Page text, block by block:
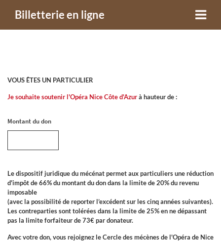
Billetterie en ligne
VOUS ÊTES UN PARTICULIER
Je souhaite soutenir l'Opéra Nice Côte d'Azurà hauteur de :
Montant du don
Le dispositif juridique du mécénat permet aux particuliers une réduction
d'impôt de 66% du montant du don dans la limite de 20% du revenu
imposable
(avec la possibilité de reporter l’excédent sur les cinq années suivantes).
Les contreparties sont tolérées dans la limite de 25% en ne dépassant
pas la limite forfaiteur de 73€ par donateur.
Avec votre don, vous rejoignez le Cercle des mécènes de l'Opéra de Nice